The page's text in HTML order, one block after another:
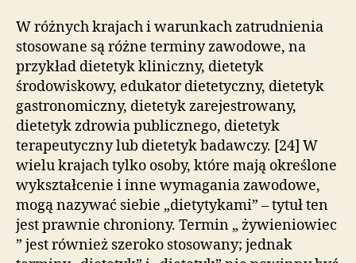
W różnych krajach i warunkach zatrudnienia
stosowane są różne terminy zawodowe, na
przykład dietetyk kliniczny, dietetyk
środowiskowy, edukator dietetyczny, dietetyk
gastronomiczny, dietetyk zarejestrowany,
dietetyk zdrowia publicznego, dietetyk
terapeutyczny lub dietetyk badawczy. [24] W
wielu krajach tylko osoby, które mają określone
wykształcenie i inne wymagania zawodowe,
mogą nazywać siebie „dietytykami” – tytuł ten
jest prawnie chroniony. Termin „ żywieniowiec
” jest również szeroko stosowany; jednak